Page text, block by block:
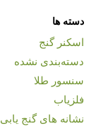
دسته ها
اسکنر گنج
دسته‌بندی نشده
سنسور طلا
فلزیاب
نشانه های گنج یابی